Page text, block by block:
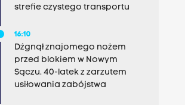
strefie czystego transportu
16:10
Dźgnął znajomego nożem
przed blokiem w Nowym
Sączu. 40-latek z zarzutem
usiłowania zabójstwa